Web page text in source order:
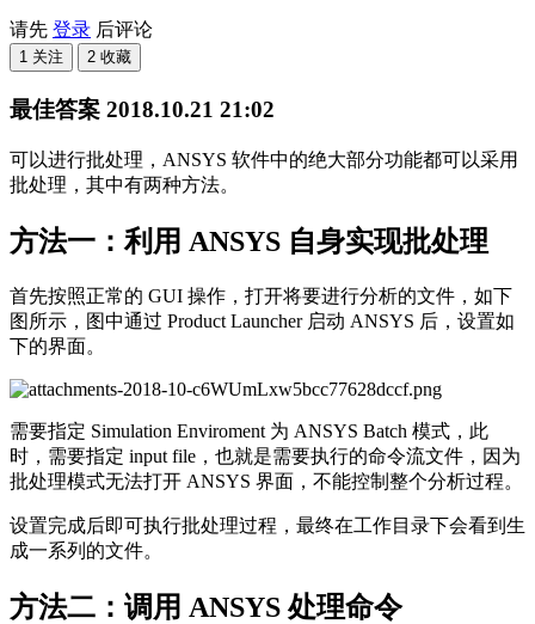
请先 登录 后评论
1 关注 2 收藏
最佳答案 2018.10.21 21:02
可以进行批处理，ANSYS 软件中的绝大部分功能都可以采用
批处理，其中有两种方法。
方法一：利用 ANSYS 自身实现批处理
首先按照正常的 GUI 操作，打开将要进行分析的文件，如下
图所示，图中通过 Product Launcher 启动 ANSYS 后，设置如
下的界面。
需要指定 Simulation Enviroment 为 ANSYS Batch 模式，此
时，需要指定 input file，也就是需要执行的命令流文件，因为
批处理模式无法打开 ANSYS 界面，不能控制整个分析过程。
设置完成后即可执行批处理过程，最终在工作目录下会看到生
成一系列的文件。
方法二：调用 ANSYS 处理命令